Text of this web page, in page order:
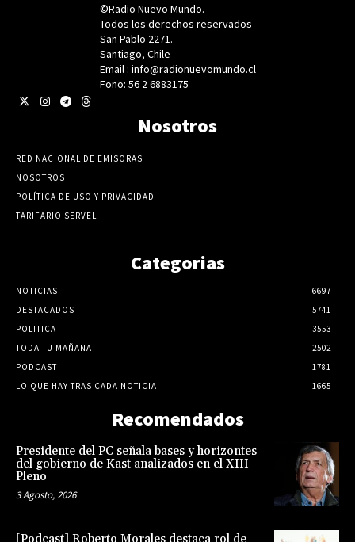
©Radio Nuevo Mundo.
Todos los derechos reservados
San Pablo 2271.
Santiago, Chile
Email : info@radionuevomundo.cl
Fono: 56 2 6883175
Nosotros
RED NACIONAL DE EMISORAS
NOSOTROS
POLÍTICA DE USO Y PRIVACIDAD
TARIFARIO SERVEL
Categorias
NOTICIAS
6697
DESTACADOS
5741
POLITICA
3553
TODA TU MAÑANA
2502
PODCAST
1781
LO QUE HAY TRAS CADA NOTICIA
1665
Recomendados
Presidente del PC señala bases y horizontes
del gobierno de Kast analizados en el XIII
Pleno
3 Agosto, 2026